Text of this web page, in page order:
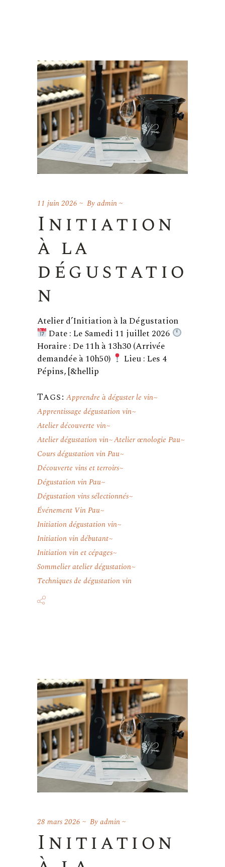
11 juin 2026 Byadmin
Initiation
à la
dégustatio
n
Atelier d’Initiation à la Dégustation
Date : Le Samedi 11 juillet 2026
Horaire : De 11h à 13h30 (Arrivée
demandée à 10h50)
Lieu : Les 4
Pépins, [&hellip
Tags: Apprendre à déguster le vin
Apprentissage dégustation vin
Atelier découverte vin
Atelier dégustation vin Atelier œnologie Pau
Cours dégustation vin Pau
Découverte vins et terroirs
Dégustation vin Pau
Dégustation vins sélectionnés
Événement Vin Pau
Initiation dégustation vin
Initiation vin débutant
Initiation vin et cépages
Sommelier atelier dégustation
Techniques de dégustation vin
28 mars 2026 Byadmin
Initiation